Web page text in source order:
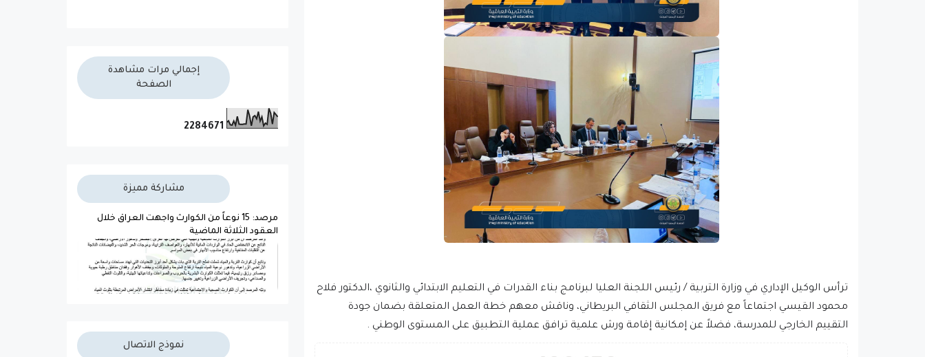
ترأس الوكيل الإداري في وزارة التربية / رئيس اللجنة العليا لبرنامج بناء القدرات في التعليم الابتدائي والثانوي ،الدكتور فلاح
محمود القيسي اجتماعاً مع فريق المجلس الثقافي البريطاني، وناقش معهم خطة العمل المتعلقة بضمان جودة
التقييم الخارجي للمدرسة، فضلاً عن إمكانية إقامة ورش علمية ترافق عملية التطبيق على المستوى الوطني .
إجمالي مرات مشاهدة
الصفحة
2284671
مشاركة مميزة
مرصد: 15 نوعاً من الكوارث واجهت العراق خلال
العقود الثلاثة الماضية
نموذج الاتصال